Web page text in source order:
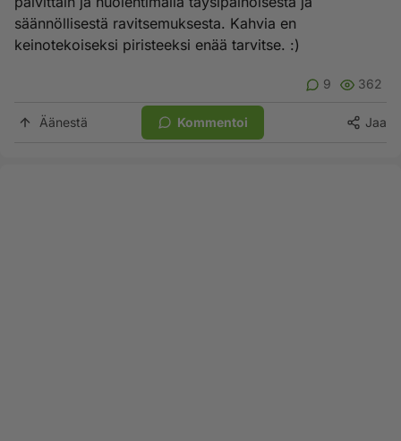
säännöllisestä ravitsemuksesta. Kahvia en
keinotekoiseksi piristeeksi enää tarvitse. :)
9 362
Äänestä Kommentoi Jaa